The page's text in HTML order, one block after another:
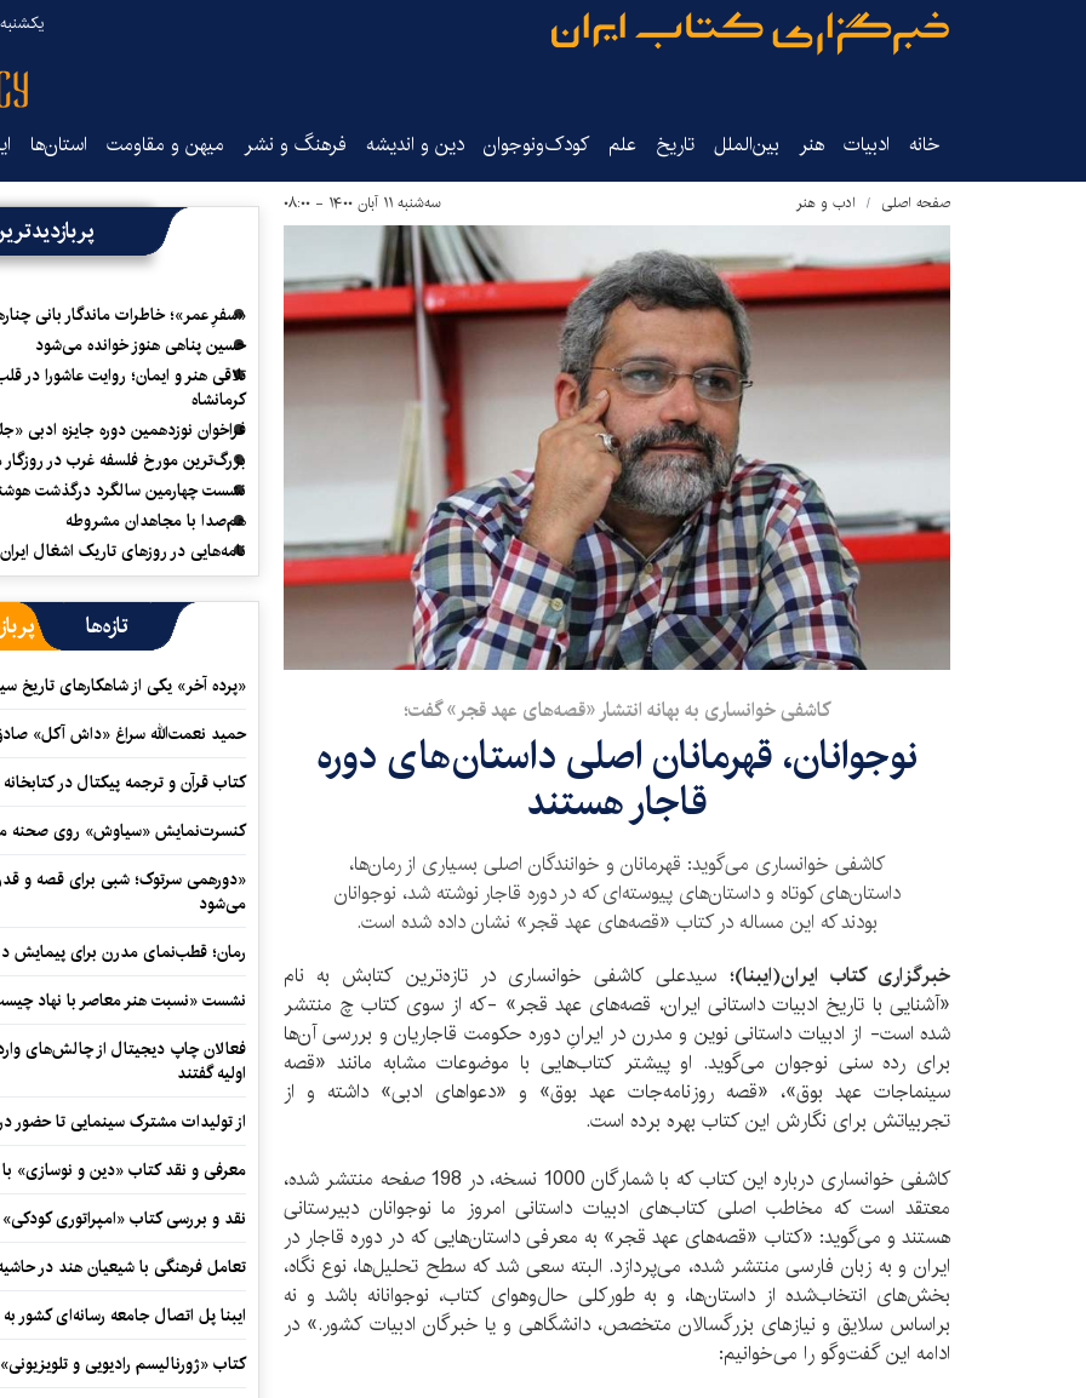
یکشنبه ۱۸ مرداد
خانه ادبیات هنر بین‌الملل تاریخ‌ علم کودک‌ونوجوان دین و اندیشه فرهنگ و نشر میهن و مقاومت استان‌ها
صفحه اصلی ادب و هنر سه‌شنبه ۱۱ آبان ۱۴۰۰ - ۰۸:۰۰
کاشفی خوانساری به بهانه انتشار «قصه‌های عهد قجر» گفت؛
نوجوانان، قهرمانان اصلی داستان‌های دوره
قاجار هستند
کاشفی خوانساری می‌گوید: قهرمانان و خوانندگان اصلی بسیاری از رمان‌‌ها،
داستان‌های کوتاه و داستان‌های پیوسته‌ای که در دوره قاجار نوشته شد، نوجوانان
بودند که این مساله در کتاب «قصه‌های عهد قجر» نشان داده شده است.
خبرگزاری کتاب ایران(ایبنا)؛ سیدعلی کاشفی خوانساری در تازه‌ترین کتابش به نام
«آشنایی با تاریخ ادبیات داستانی ایران، قصه‌های عهد قجر» -که از سوی کتاب چ منتشر
شده است- از ادبیات داستانی نوین و مدرن در ایرانِ دوره حکومت قاجاریان و بررسی آن‌ها
برای رده سنی نوجوان می‌گوید. او پیشتر کتاب‌هایی با موضوعات مشابه مانند «قصه
سینماجات عهد بوق»، «قصه روزنامه‌جات عهد بوق» و «دعواهای ادبی» داشته و از
تجربیاتش برای نگارش این کتاب بهره برده است.
کاشفی خوانساری درباره این کتاب که با شمارگان 1000 نسخه، در 198 صفحه منتشر شده،
معتقد است که مخاطب اصلی کتاب‌های ادبیات داستانی امروز ما نوجوانان دبیرستانی
هستند و می‌گوید: «کتاب «قصه‌های عهد قجر» به معرفی داستان‌هایی که در دوره قاجار در
ایران و به زبان فارسی منتشر شده، می‌پردازد. البته سعی شد که سطح تحلیل‌ها، نوع نگاه،
بخش‌های انتخاب‌شده از داستان‌ها، و به طورکلی حال‌وهوای کتاب، نوجوانانه باشد و نه
براساس سلایق و نیازهای بزرگسالان متخصص، دانشگاهی و یا خبرگان ادبیات کشور.» در
ادامه این گفت‌وگو را می‌خوانیم:
«سفرِ عمر»؛ خاطرات ماندگار بانی
حسین پناهی هنوز خوانده می‌شود
تلاقی هنر و ایمان؛ روایت عاشورا در
کرمانشاه
فراخوان نوزدهمین دوره جایزه ادبی
بزرگ‌ترین مورخ فلسفه غرب در روزگار
نشست چهارمین سالگرد درگذشت
هم‌صدا با مجاهدان مشروطه
نامه‌هایی در روزهای تاریک اشغال ایران
تازه‌ها
«پرده آخر» یکی از شاهکارهای تاریخ
حمید نعمت‌‏الله سراغ «داش آکل»
کتاب قرآن و ترجمه پیکتال در
کنسرت‌نمایش «سیاوش» روی صحنه
«دورهمی سرتوک؛ شبی برای قصه و
می‌شود
رمان؛ قطب‌نمای مدرن برای پیمایش
نشست «نسبت هنر معاصر با نهاد
فعالان چاپ دیجیتال از چالش‌های
اولیه گفتند
از تولیدات مشترک سینمایی تا حضور
معرفی و نقد کتاب «دین و نوسازی»
نقد و بررسی کتاب «امپراتوری کودکی»
تعامل فرهنگی با شیعیان هند در
ایبنا پل اتصال جامعه رسانه‌ای کشور
کتاب «ژورنالیسم رادیویی و تلویزیونی»